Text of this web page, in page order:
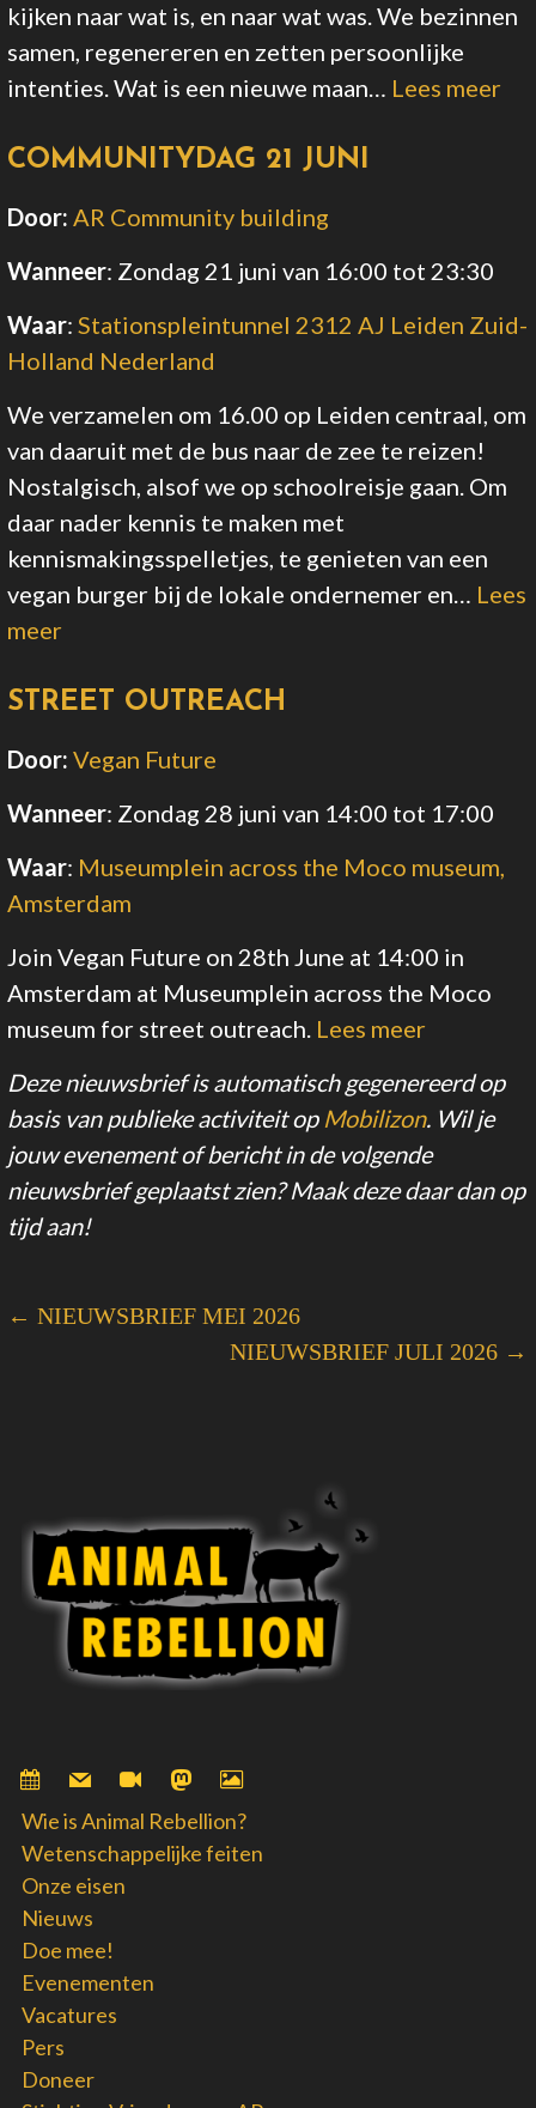
kijken naar wat is, en naar wat was. We bezinnen
samen, regenereren en zetten persoonlijke
intenties. Wat is een nieuwe maan… Lees meer
COMMUNITYDAG 21 JUNI
Door: AR Community building
Wanneer: Zondag 21 juni van 16:00 tot 23:30
Waar:Stationspleintunnel 2312 AJ Leiden Zuid-
Holland Nederland
We verzamelen om 16.00 op Leiden centraal, om
van daaruit met de bus naar de zee te reizen!
Nostalgisch, alsof we op schoolreisje gaan. Om
daar nader kennis te maken met
kennismakingsspelletjes, te genieten van een
vegan burger bij de lokale ondernemer en… Lees
meer
STREET OUTREACH
Door: Vegan Future
Wanneer: Zondag 28 juni van 14:00 tot 17:00
Waar: Museumplein across the Moco museum,
Amsterdam
Join Vegan Future on 28th June at 14:00 in
Amsterdam at Museumplein across the Moco
museum for street outreach. Lees meer
Deze nieuwsbrief is automatisch gegenereerd op
basis van publieke activiteit op Mobilizon. Wil je
jouw evenement of bericht in de volgende
nieuwsbrief geplaatst zien? Maak deze daar dan op
tijd aan!
← NIEUWSBRIEF MEI 2026
NIEUWSBRIEF JULI 2026 →
Wie is Animal Rebellion?
Wetenschappelijke feiten
Onze eisen
Nieuws
Doe mee!
Evenementen
Vacatures
Pers
Doneer